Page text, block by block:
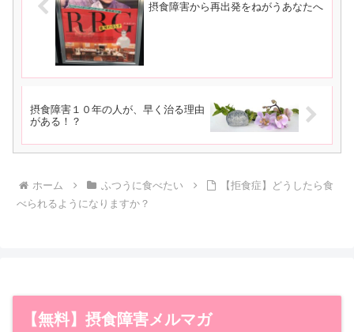
摂食障害から再出発をねがうあなたへ
摂食障害１０年の人が、早く治る理由
がある！？
ホーム ふつうに食べたい
【拒食症】どうしたら食
べられるようになりますか？
【無料】摂食障害メルマガ